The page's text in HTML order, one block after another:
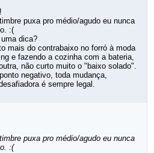
puxa pro médio/agudo eu nunca
:(
dica?
mais do contrabaixo no forró à moda
e fazendo a cozinha com a bateria,
não curto muito o "baixo solado".
negativo, toda mudança,
é sempre legal.
puxa pro médio/agudo eu nunca
:(